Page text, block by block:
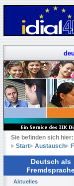
Sie befinden sich hier:
Start
Austausch
Deutsch als
Aktuelles